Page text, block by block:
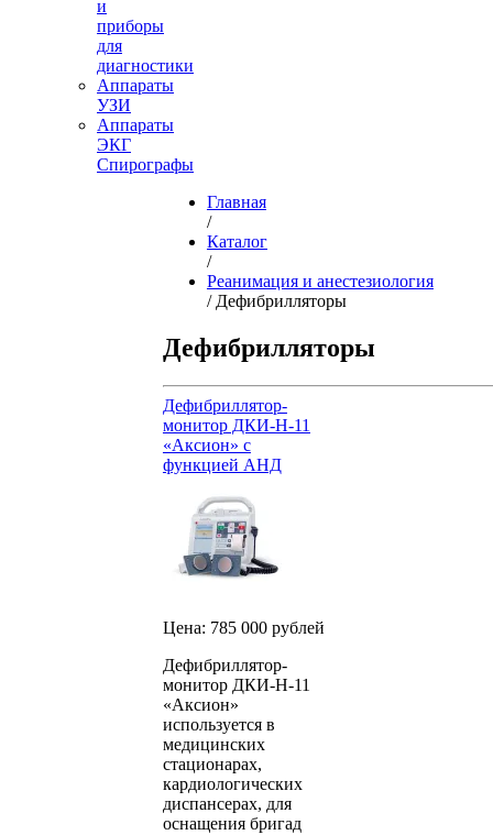
и
приборы
для
диагностики
Аппараты
УЗИ
Аппараты
ЭКГ
Спирографы
Главная
/
Каталог
/
Реанимация и анестезиология
/ Дефибрилляторы
Дефибрилляторы
Дефибриллятор-
монитор ДКИ-Н-11
«Аксион» с
функцией АНД
Цена: 785 000 рублей
Дефибриллятор-
монитор ДКИ-Н-11
«Аксион»
используется в
медицинских
стационарах,
кардиологических
диспансерах, для
оснащения бригад